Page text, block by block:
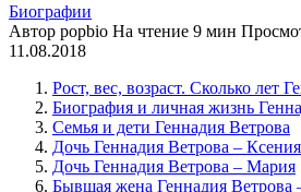
Биографии
Автор popbio На чтение 9 мин
11.08.2018
Рост, вес, возраст. Сколько лет
Биография и личная жизнь
Семья и дети Геннадия Ветрова
Дочь Геннадия Ветрова – Ксения
Дочь Геннадия Ветрова – Мария
Бывшая жена Геннадия Ветрова